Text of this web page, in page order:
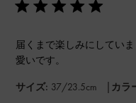
届くまで楽しみにしてい
愛いです。
サイズ: 37/23.5cm | カラ